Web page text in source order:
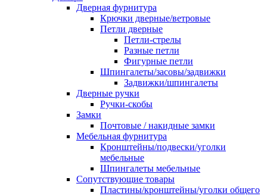
Дверная фурнитура
Крючки дверные/ветровые
Петли дверные
Петли-стрелы
Разные петли
Фигурные петли
Шпингалеты/засовы/задвижки
Задвижки/шпингалеты
Дверные ручки
Ручки-скобы
Замки
Почтовые / накидные замки
Мебельная фурнитура
Кронштейны/подвески/уголки
мебельные
Шпингалеты мебельные
Сопутствующие товары
Пластины/кронштейны/уголки общего